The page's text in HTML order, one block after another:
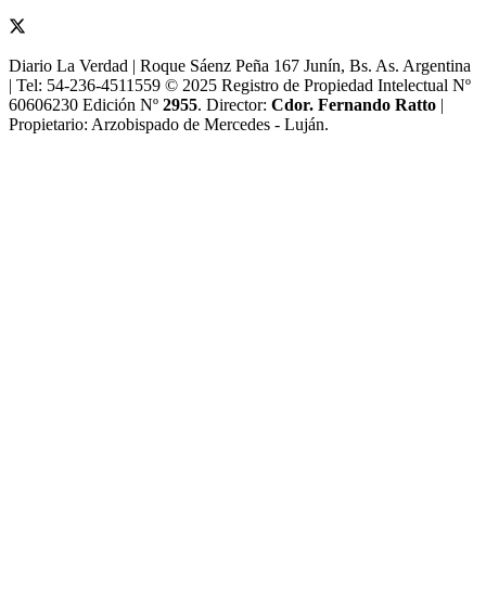
Diario La Verdad | Roque Sáenz Peña 167 Junín, Bs. As. Argentina
| Tel: 54-236-4511559 © 2025 Registro de Propiedad Intelectual Nº
60606230 Edición Nº 2955. Director:​ Cdor. Fernando Ratto |
Propietario:​ Arzobispado de Mercedes - Luján.